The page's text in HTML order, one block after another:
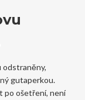
odstraněny,
gutaperkou.
po ošetření, není